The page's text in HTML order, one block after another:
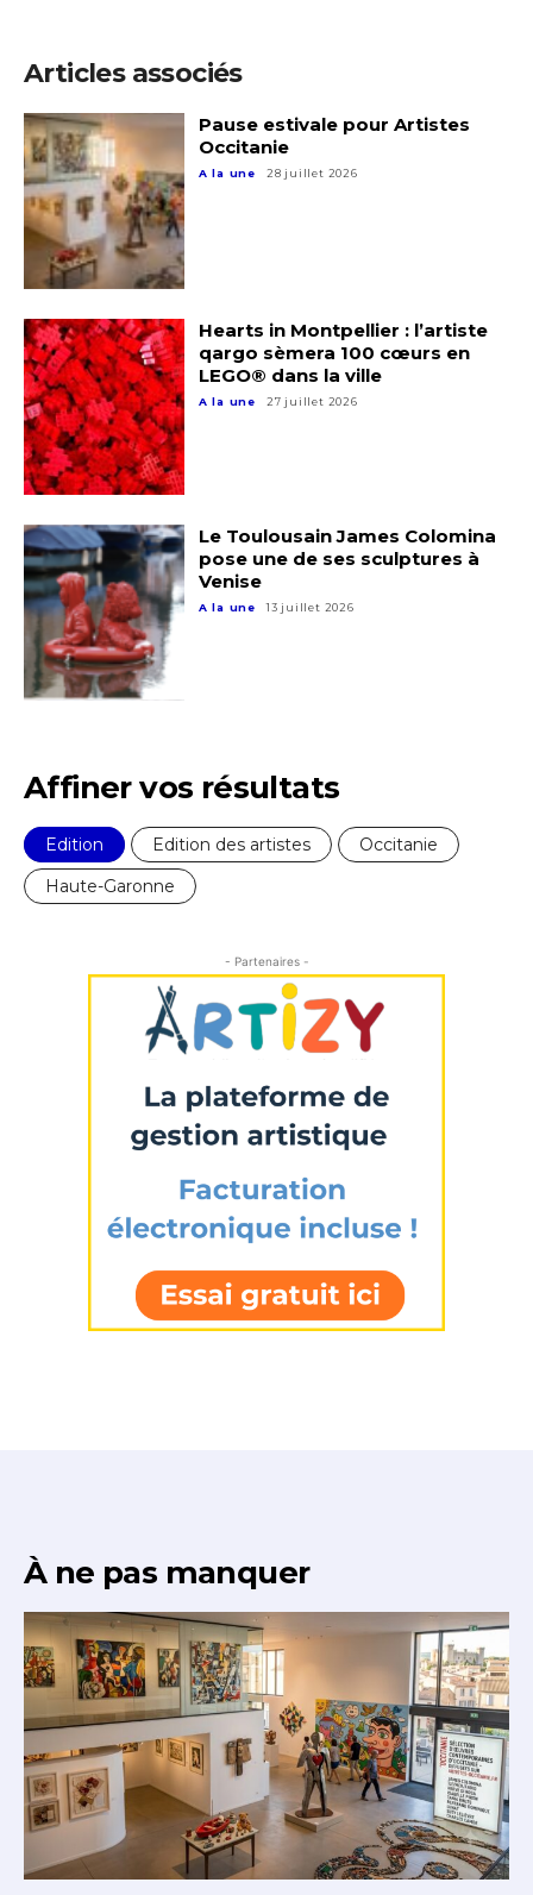
* Champ obligatoire
Prénom
Statut / Organisation
J'accepte lestermes et conditions
Articles associés
Pause estivale pour Artistes
Occitanie
A la une 28 juillet 2026
Hearts in Montpellier : l’artiste
qargo sèmera 100 cœurs en
LEGO® dans la ville
A la une 27 juillet 2026
Le Toulousain James Colomina
pose une de ses sculptures à
Venise
A la une 13 juillet 2026
Affiner vos résultats
Edition Edition des artistes
Occitanie
Haute-Garonne
- Partenaires -
À ne pas manquer